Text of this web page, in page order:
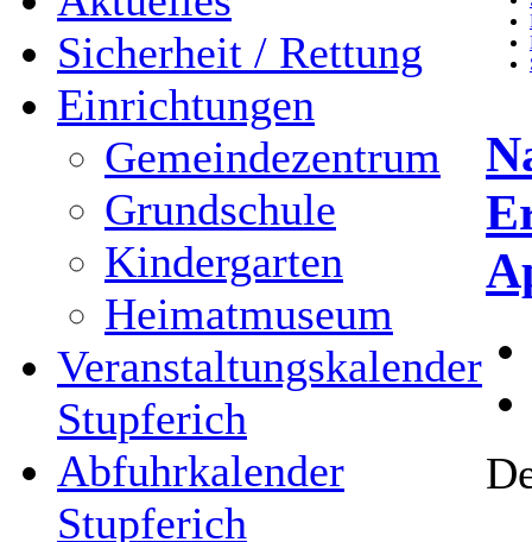
Sicherheit / Rettung
Einrichtungen
Gemeindezentrum
Grundschule
Kindergarten
Heimatmuseum
Veranstaltungskalender
Stupferich
Abfuhrkalender
Stupferich